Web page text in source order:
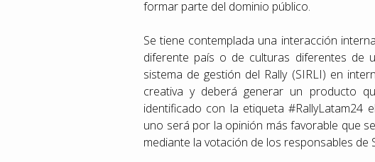
formar parte del dominio público.
Se tiene contemplada una interacción
diferente país o de culturas diferentes de
sistema de gestión del Rally (SIRLI) en
creativa y deberá generar un producto
identificado con la etiqueta #RallyLatam24
uno será por la opinión más favorable que
mediante la votación de los responsables de